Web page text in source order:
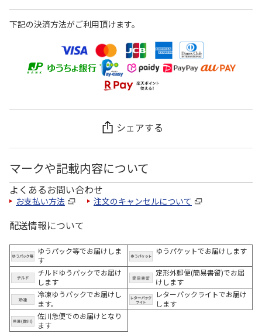
下記の決済方法がご利用頂けます。
シェアする
マークや記載内容について
よくあるお問い合わせ
お支払い方法 注文のキャンセルについて
配送情報について
ゆうパック等でお届けしま
す
ゆうパケットでお届けします
チルドゆうパックでお届け
します
定形外郵便(簡易書留)でお届
けします
冷凍ゆうパックでお届けし
ます。
レターパックライトでお届け
します
佐川急便でのお届けとなり
ます